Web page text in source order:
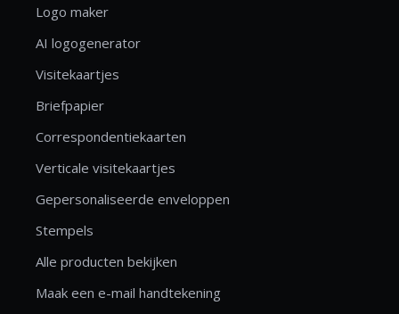
Logo maker
AI logogenerator
Visitekaartjes
Briefpapier
Correspondentiekaarten
Verticale visitekaartjes
Gepersonaliseerde enveloppen
Stempels
Alle producten bekijken
Maak een e-mail handtekening